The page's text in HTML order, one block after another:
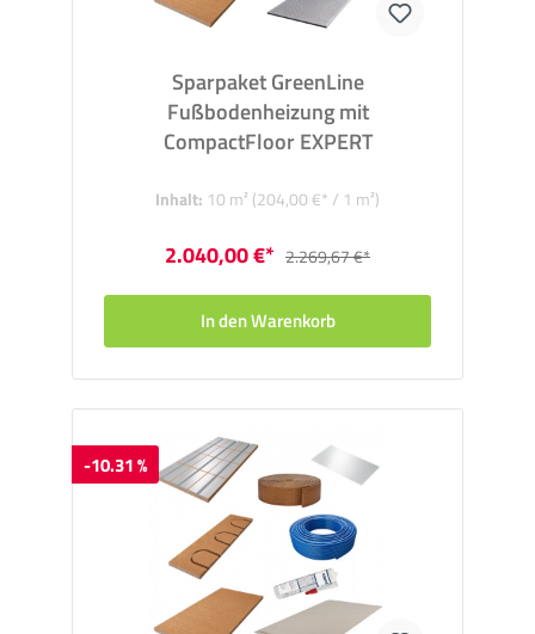
Sparpaket GreenLine
Fußbodenheizung mit
CompactFloor EXPERT
Inhalt: 10 m² (204,00 €* / 1 m²)
2.040,00 €* 2.269,67 €*
In den Warenkorb
-10.31 %